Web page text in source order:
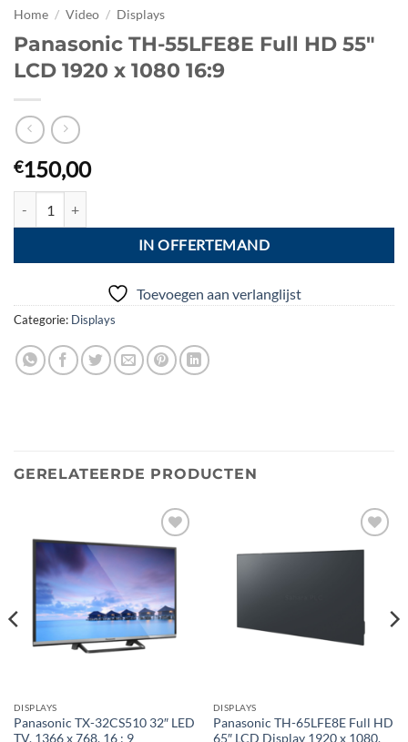
Home / Video / Displays
Panasonic TH-55LFE8E Full HD 55″
LCD 1920 x 1080 16:9
€150,00
IN OFFERTEMAND
Toevoegen aan verlanglijst
Categorie: Displays
GERELATEERDE PRODUCTEN
Toevoegen
aan
verlanglijst
DISPLAYS
Panasonic TX-32CS510 32″ LED
TV, 1366 x 768, 16 : 9
Toevoegen
DISPLAYS
Panasonic TH-65LFE8E Full HD
65″ LCD Display 1920 x 1080,